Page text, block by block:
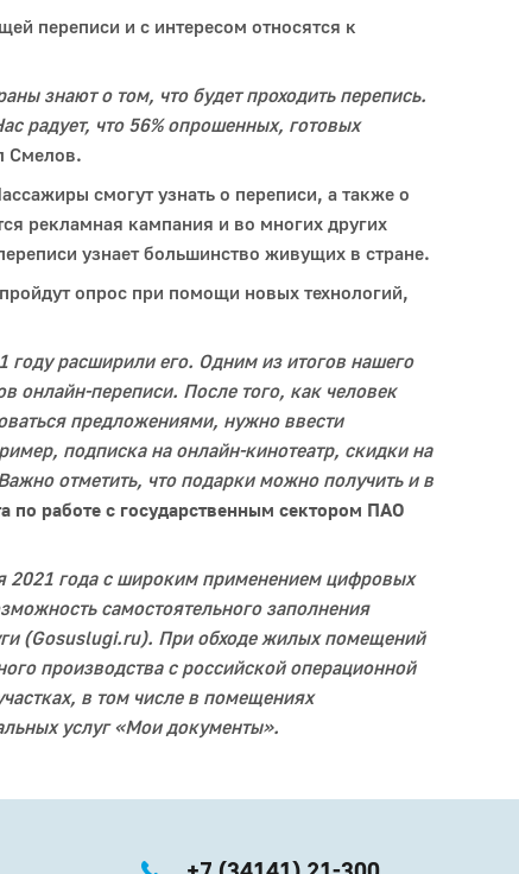
переписи и с интересом относятся к
знают о том, что будет проходить перепись.
радует, что 56% опрошенных, готовых
Смелов.
смогут узнать о переписи, а также о
рекламная кампания и во многих других
узнает большинство живущих в стране.
опрос при помощи новых технологий,
году расширили его. Одним из итогов нашего
онлайн-переписи. После того, как человек
предложениями, нужно ввести
подписка на онлайн-кинотеатр, скидки на
отметить, что подарки можно получить и в
по работе с государственным сектором ПАО
2021 года с широким применением цифровых
самостоятельного заполнения
(Gosuslugi.ru). При обходе жилых помещений
производства с российской операционной
в том числе в помещениях
услуг «Мои документы».